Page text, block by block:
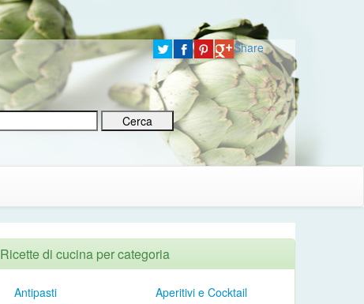
Share
Ricette di cucina per categoria
Antipasti
Aperitivi e Cocktail